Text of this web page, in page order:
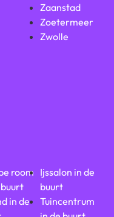
Zaanstad
Zoetermeer
Zwolle
room
in de
Ijssalon in de
buurt
Tuincentrum